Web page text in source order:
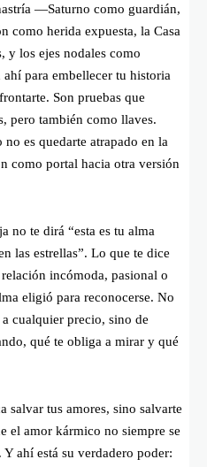
—Saturno como guardián,
como herida expuesta, la Casa
y los ejes nodales como
para embellecer tu historia
Son pruebas que
pero también como llaves.
es quedarte atrapado en la
como portal hacia otra versión
no te dirá “esta es tu alma
las estrellas”. Lo que te dice
incómoda, pasional o
eligió para reconocerse. No
cualquier precio, sino de
qué te obliga a mirar y qué
salvar tus amores, sino salvarte
el amor kármico no siempre se
ahí está su verdadero poder: